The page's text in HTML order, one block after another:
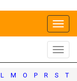
Меню
L M O P R S
T